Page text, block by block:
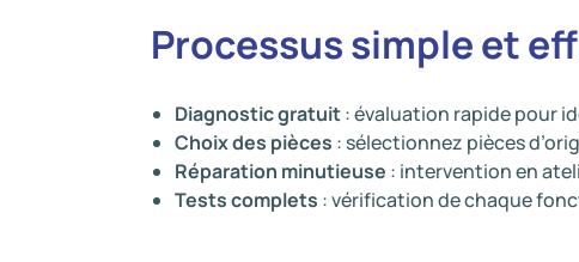
Processus simple et
Diagnostic gratuit: évaluation rapide pour
Choix des pièces : sélectionnez pièces
Réparation minutieuse : intervention en
Tests complets : vérification de chaque